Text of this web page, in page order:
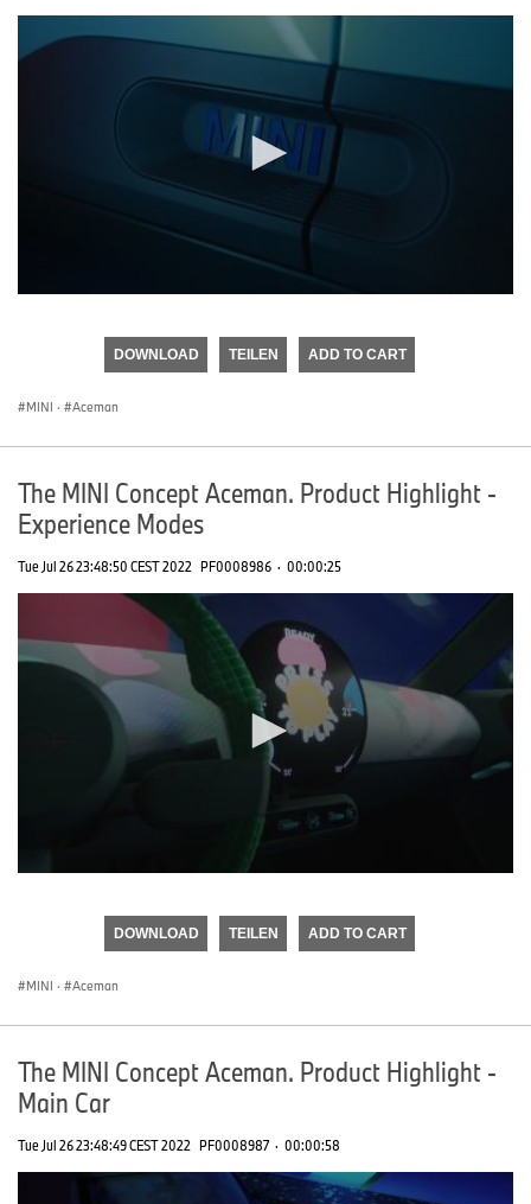
DOWNLOAD TEILEN ADD TO CART
MINI · Aceman
The MINI Concept Aceman. Product Highlight -
Experience Modes
Tue Jul 26 23:48:50 CEST 2022 PF0008986 · 00:00:25
DOWNLOAD TEILEN ADD TO CART
MINI · Aceman
The MINI Concept Aceman. Product Highlight -
Main Car
Tue Jul 26 23:48:49 CEST 2022 PF0008987 · 00:00:58